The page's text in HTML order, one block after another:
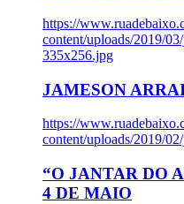
https://
content/uploads/2019/
335x256.jpg
JAMESON
https://
content/uploads/2019/
“O JANTAR DO
4 DE MAIO